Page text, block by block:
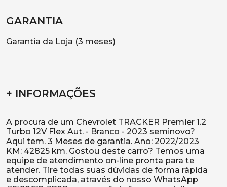
GARANTIA
Garantia da Loja (3 meses)
+ INFORMAÇÕES
A procura de um Chevrolet TRACKER Premier 1.2
Turbo 12V Flex Aut. - Branco - 2023 seminovo?
Aqui tem. 3 Meses de garantia. Ano: 2022/2023
KM: 42825 km. Gostou deste carro? Temos uma
equipe de atendimento on-line pronta para te
atender. Tire todas suas dúvidas de forma rápida
e descomplicada, através do nosso WhatsApp